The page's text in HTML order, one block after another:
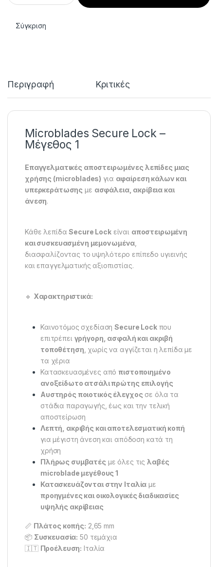
Σύγκριση
Περιγραφή Κριτικές
Microblades Secure Lock –
Μέγεθος 1
Επαγγελματικές αποστειρωμένες λεπίδες μιας
χρήσης (microblades) για αφαίρεση κάλων και
υπερκεράτωσης με ασφάλεια, ακρίβεια και
άνεση.
Κάθε λεπίδαSecure Lockείναι αποστειρωμένη
και συσκευασμένη μεμονωμένα,
διασφαλίζοντας το υψηλότερο επίπεδο υγιεινής
και επαγγελματικής αξιοπιστίας.
🔹 Χαρακτηριστικά:
Καινοτόμος σχεδίασηSecure Lockπου
επιτρέπει γρήγορη, ασφαλή και ακριβή
τοποθέτηση, χωρίς να αγγίζεται η λεπίδα με
τα χέρια
Κατασκευασμένες από πιστοποιημένο
ανοξείδωτο ατσάλι πρώτης επιλογής
Αυστηρός ποιοτικός έλεγχος σε όλα τα
στάδια παραγωγής, έως και την τελική
αποστείρωση
Λεπτή, ακριβής και αποτελεσματική κοπή
για μέγιστη άνεση και απόδοση κατά τη
χρήση
Πλήρως συμβατές με όλες τιςλαβές
microblade μεγέθους 1
Κατασκευάζονται στην Ιταλία με
προηγμένες και οικολογικές διαδικασίες
υψηλής ακρίβειας
📏 Πλάτος κοπής: 2,65 mm
📦 Συσκευασία: 50 τεμάχια
🇮🇹 Προέλευση: Ιταλία